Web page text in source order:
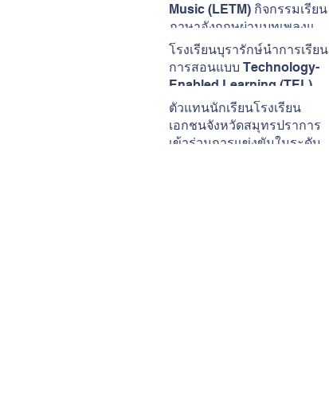
Music (LETM) กิจกรรมเรียน
ภาษาอังกฤษผ่านบทเพลงและ
เสียงดนตรี
โรงเรียนบุรารักษ์นำการเรียน
การสอนแบบ Technology-
Enabled Learning (TEL) มา
ใช้ในการพัฒนาการเรียนการ
สอนวิชาภาษาอังกฤษ
ตัวแทนนักเรียนโรงเรียน
เอกชนจังหวัดสมุทรปราการ
เข้าร่วมการแข่งขันในระดับ